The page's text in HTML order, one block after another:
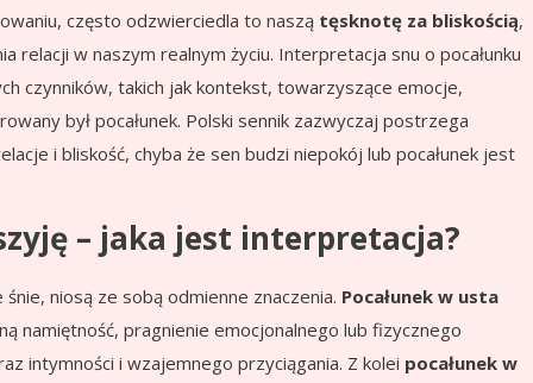
często odzwierciedla to naszą tęsknotę za bliskością,
relacji w naszym realnym życiu. Interpretacja snu o pocałunku
czynników, takich jak kontekst, towarzyszące emocje,
był pocałunek. Polski sennik zazwyczaj postrzega
i bliskość, chyba że sen budzi niepokój lub pocałunek jest
– jaka jest interpretacja?
niosą ze sobą odmienne znaczenia. Pocałunek w usta
namiętność, pragnienie emocjonalnego lub fizycznego
intymności i wzajemnego przyciągania. Z kolei pocałunek w